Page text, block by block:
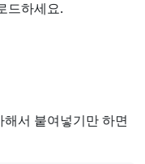
드하세요.
서 붙여넣기만 하면